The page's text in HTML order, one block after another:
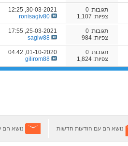
תגובות: 0
צפיות: 1,107
30-03-2021,
12:25
ronisagiv80
תגובות: 0
צפיות: 984
25-03-2021,
17:55
sagiw88
תגובות: 0
צפיות: 1,824
01-10-2020,
04:42
gilirom88
נושא חם עם הודעות חדשות נושא חם